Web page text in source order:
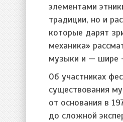
элементами
традиции, но и
которые дарят
механика»
музыки и — шире
Об участниках
существования
от основания в
до сложной